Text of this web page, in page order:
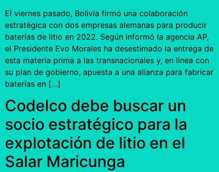
El viernes pasado, Bolivia firmó una colaboración
estratégica con dos empresas alemanas para producir
baterías de litio en 2022. Según informó la agencia AP,
el Presidente Evo Morales ha desestimado la entrega de
esta materia prima a las transnacionales y, en línea con
su plan de gobierno, apuesta a una alianza para fabricar
baterías en […]
Codelco debe buscar un
socio estratégico para la
explotación de litio en el
Salar Maricunga